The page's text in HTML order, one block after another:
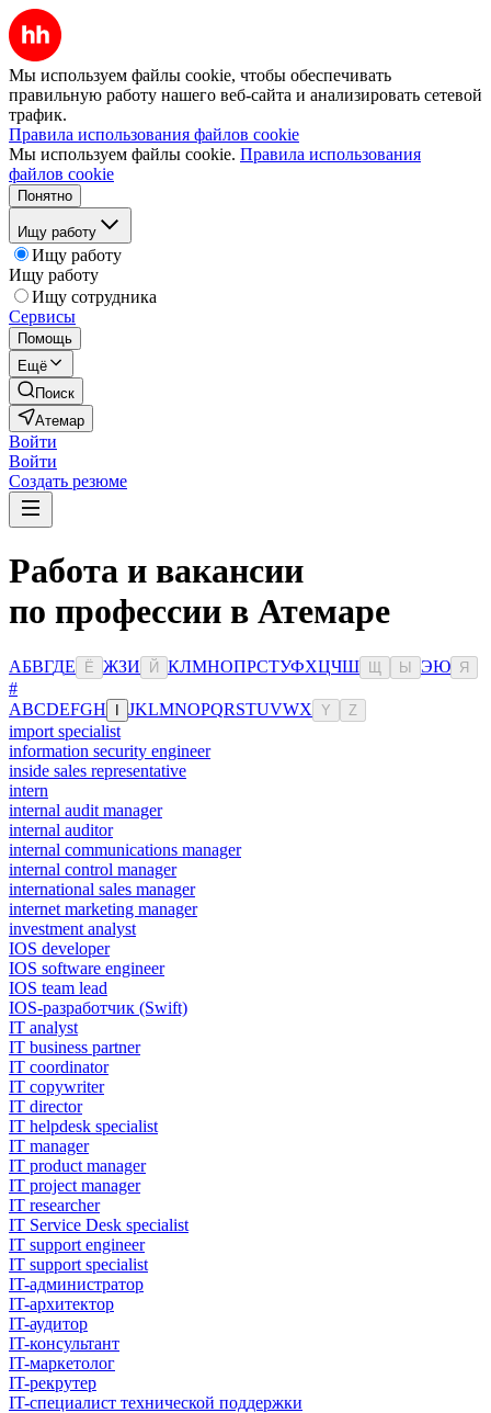
Мы используем файлы cookie, чтобы обеспечивать
правильную работу нашего веб-сайта и анализировать сетевой
трафик.
Правила использования файлов cookie
Мы используем файлы cookie. Правила использования
файлов cookie
Понятно
Ищу работу
Ищу работу
Ищу работу
Ищу сотрудника
Сервисы
Помощь
Ещё
Поиск
Атемар
Войти
Войти
Создать резюме
Работа и вакансии
по профессии в Атемаре
АБВГДЕ Ё ЖЗИ Й КЛМНОПРСТУФХЦЧШ Ы ЭЮ Я
#
ABCDEFGH JKLMNOPQRSTUVWX Y Z
import specialist
information security engineer
inside sales representative
intern
internal audit manager
internal auditor
internal communications manager
internal control manager
international sales manager
internet marketing manager
investment analyst
IOS developer
IOS software engineer
IOS team lead
IOS-разработчик (Swift)
IT analyst
IT business partner
IT coordinator
IT copywriter
IT director
IT helpdesk specialist
IT manager
IT product manager
IT project manager
IT researcher
IT Service Desk specialist
IT support engineer
IT support specialist
IT-администратор
IT-архитектор
IT-аудитор
IT-консультант
IT-маркетолог
IT-рекрутер
IT-специалист технической поддержки